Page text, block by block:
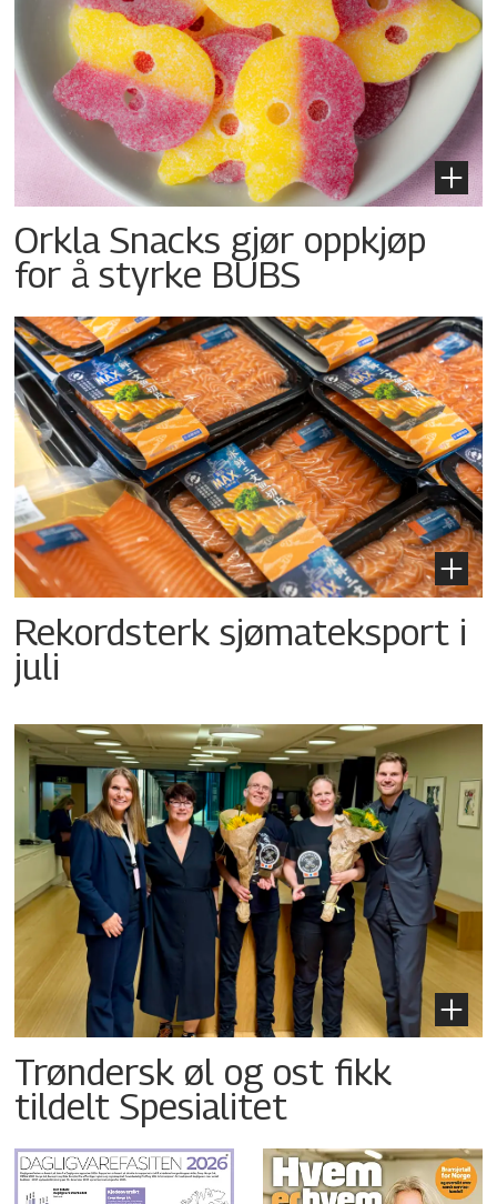
Orkla Snacks gjør oppkjøp
for å styrke BUBS
Rekordsterk sjømateksport i
juli
Trøndersk øl og ost fikk
tildelt Spesialitet